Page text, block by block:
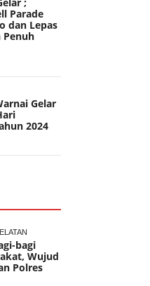
Parade
dan Lepas
Penuh
Gelar
2024
bagi
Wujud
Polres